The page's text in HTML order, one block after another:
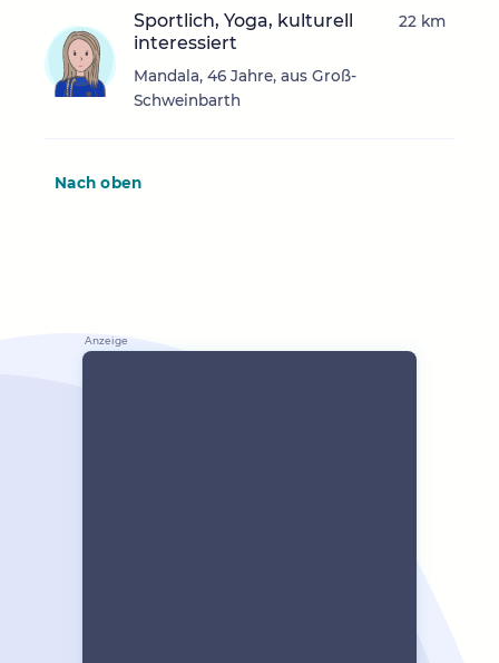
Sportlich, Yoga, kulturell
interessiert
Mandala, 46 Jahre, aus Groß-
Schweinbarth
22 km
Nach oben